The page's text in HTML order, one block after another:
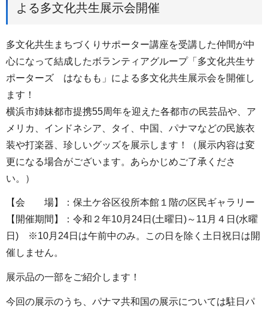
よる多文化共生展示会開催
多文化共生まちづくりサポーター講座を受講した仲間が中
心になって結成したボランティアグループ「多文化共生サ
ポーターズ はなもも」による多文化共生展示会を開催し
ます！
横浜市姉妹都市提携55周年を迎えた各都市の民芸品や、ア
メリカ、インドネシア、タイ、中国、パナマなどの民族衣
装や打楽器、珍しいグッズを展示します！（展示内容は変
更になる場合がございます。あらかじめご了承くださ
い。）
【会 場】：保土ケ谷区役所本館１階の区民ギャラリー
【開催期間】：令和２年10月24日(土曜日)～11月４日(水曜
日) ※10月24日は午前中のみ。この日を除く土日祝日は開
催しません。
展示品の一部をご紹介します！
今回の展示のうち、パナマ共和国の展示については駐日パ